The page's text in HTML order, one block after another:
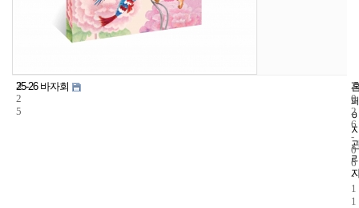
3
2
5
25-26 바자회
2
0
2
6
-
0
6
-
1
1